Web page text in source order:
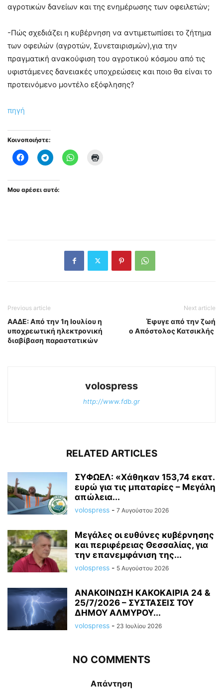
αγροτικών δανείων και της ενημέρωσης των οφειλετών;
-Πώς σχεδιάζει η κυβέρνηση να αντιμετωπίσει το ζήτημα
των οφειλών (αγροτών, Συνεταιρισμών),για την
πραγματική ανακούφιση του αγροτικού κόσμου από τις
υφιστάμενες δανειακές υποχρεώσεις και ποιο θα είναι το
προτεινόμενο μοντέλο εξόφλησης?
πηγή
Κοινοποιήστε:
Μου αρέσει αυτό:
Previous article
ΑΑΔΕ: Από την 1η Ιουλίου η
υποχρεωτική ηλεκτρονική
διαβίβαση παραστατικών
Next article
Έφυγε από την ζωή
ο Απόστολος Κατσικλής
volospress
http://www.fdb.gr
RELATED ARTICLES
ΣΥΦΩΕΛ: «Χάθηκαν 153,74 εκατ.
ευρώ για τις μπαταρίες – Μεγάλη
απώλεια...
volospress - 7 Αυγούστου 2026
Μεγάλες οι ευθύνες κυβέρνησης
και περιφέρειας Θεσσαλίας, για
την επανεμφάνιση της...
volospress - 5 Αυγούστου 2026
ΑΝΑΚΟΙΝΩΣΗ ΚΑΚΟΚΑΙΡΙΑ 24 &
25/7/2026 – ΣΥΣΤΑΣΕΙΣ ΤΟΥ
ΔΗΜΟΥ ΑΛΜΥΡΟΥ...
volospress - 23 Ιουλίου 2026
NO COMMENTS
Απάντηση